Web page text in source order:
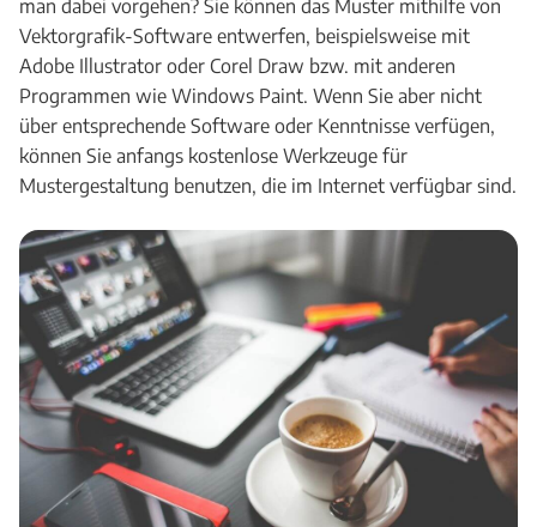
man dabei vorgehen? Sie können das Muster mithilfe von
Vektorgrafik-Software entwerfen, beispielsweise mit
Adobe Illustrator oder Corel Draw bzw. mit anderen
Programmen wie Windows Paint. Wenn Sie aber nicht
über entsprechende Software oder Kenntnisse verfügen,
können Sie anfangs kostenlose Werkzeuge für
Mustergestaltung benutzen, die im Internet verfügbar sind.